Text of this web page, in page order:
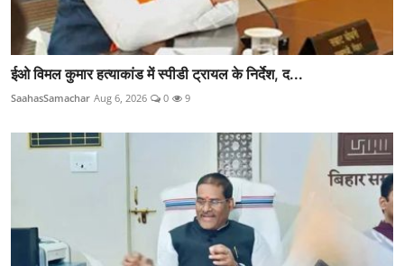
ईओ विमल कुमार हत्याकांड में स्पीडी ट्रायल के निर्देश, द...
SaahasSamachar Aug 6, 2026 0 9